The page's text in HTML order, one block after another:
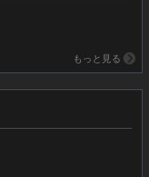
もっと見る